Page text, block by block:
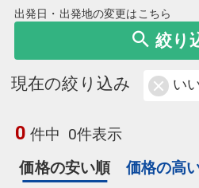
出発日・出発地の変更はこちら
絞り
現在の絞り込み い
0 件中 0件表示
価格の安い順
価格の高